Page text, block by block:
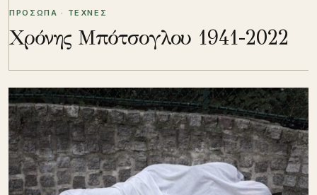
ΠΡΟΣΩΠΑ · ΤΕΧΝΕΣ
Χρόνης Μπότσογλου 1941-2022